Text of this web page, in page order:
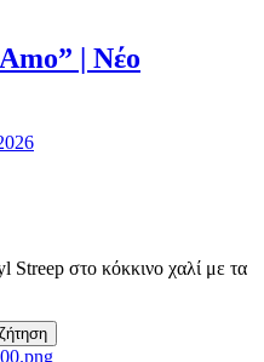
| Νέο
Streep στο κόκκινο χαλί με τα